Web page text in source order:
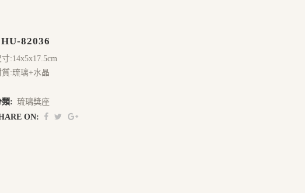
82036
寸:14x5x17.5cm
質:琉璃+水晶
類: 琉璃獎座
ON: